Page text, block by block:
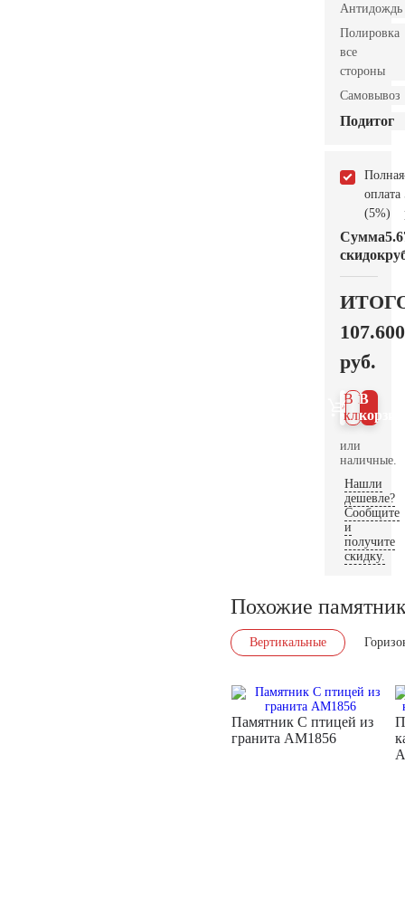
Антидождь
Полировка
все
стороны
Самовывоз
Подитог
Полная
оплата
(5%)
Сумма
скидок
107.600
руб.
В
В 1
клик
или
наличные.
Нашли
дешевле?
Сообщите
и
получите
скидку.
Похожие
Вертикальные
Памятник С птицей из
гранита AM1856